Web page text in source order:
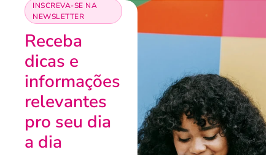
INSCREVA-SE NA
NEWSLETTER
Receba
dicas e
informações
relevantes
pro seu dia
a dia